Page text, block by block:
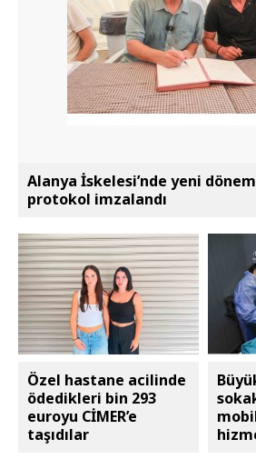
Alanya İskelesi’nde yeni
protokol imzalandı
Özel hastane acilinde
ödedikleri bin 293
euroyu CİMER’e
taşıdılar